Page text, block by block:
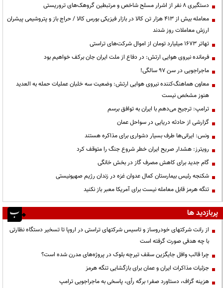
دستگیری ۸ نفر از اشرار مسلح شاخص و مرتبطین گروهک‌های تروریستی
معامله بیش از ۴۱۳ هزار تن کالا در بازار فیزیکی بورس کالا / حراج باز و پتروشیمی پیشران
ارزش معاملات روز شدند
تهاتر ۱۶۷۳ میلیارد تومان از اموال شرکت‌های تراستی
فرمانده نیروی هوایی ارتش: در دفاع از ملت ایران جان برکف خواهیم بود
ماجراجویی در سن ۹۷ سالگی!
معاون هماهنگ‌کننده نیروی هوایی ارتش: وضعیت سه خلبان عملیات حمله به العدید
هنوز مشخص نیست
ترامپ: ترجیح می‌دهم با ایران به توافق برسم
گزارشی از حادثه دریایی در سواحل عمان
ونس: ایرانی‌ها طرف بسیار دشواری برای مذاکره هستند
رویترز: هشدار صریح ایران خطر شروع جنگ را متوقف کرد
گام جدید برای کاهش مصرف گاز در بخش خانگی
شکنجه رئیس بیمارستان کمال عدوان غزه در زندان رژیم صهیونیستی
تنگه هرمز قابل معامله نیست برای آمریکا معبر باز نکنید
پربازدید ها
از رانت‌ شرکتهای خودروساز و تاسیس شرکتهای تراستی در اروپا تا تسخیر دستگاه نظارتی
با چه هدفی صورت گرفته است
چرا قالب وافل جایگزین سقف تیرچه بلوک در پروژه‌های مدرن شده است؟
جزئیات مذاکرات ایران و عمان برای بازگشایی تنگه هرمز
هزینه گزاف، دستاورد صفر؛ برگه رأی، پاسخی به ماجراجویی ترامپ